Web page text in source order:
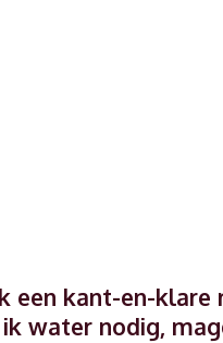
een kant-en-klare
water nodig,